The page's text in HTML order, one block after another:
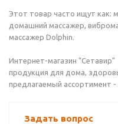
Этот товар часто ищут как:
домашний массажер,
массажер Dolphin.
Интернет-магазин
продукция для дома,
предлагаемый ассортимент -
Задать вопрос